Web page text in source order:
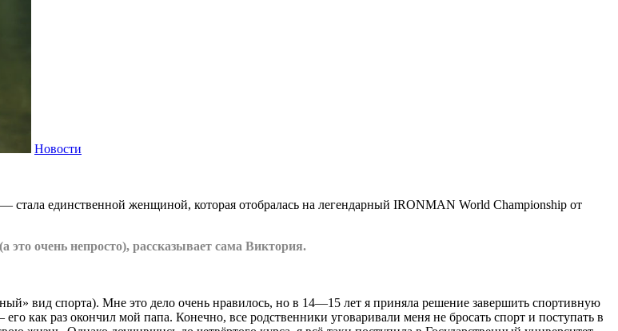
Новости
стала единственной женщиной, которая отобралась на легендарный IRONMAN World Championship от
очень непросто), рассказывает сама Виктория.
вид спорта). Мне это дело очень нравилось, но в 14—15 лет я приняла решение завершить спортивную
как раз окончил мой папа. Конечно, все родственники уговаривали меня не бросать спорт и поступать в